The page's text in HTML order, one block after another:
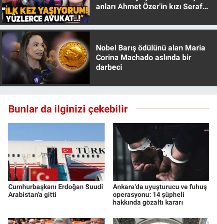
anları Ahmet Özer'in kızı Seraf
Nobel Barış ödülünü alan Maria
Corina Machado aslında bir
darbeci
Bunlar da ilginizi çekebilir
Cumhurbaşkanı Erdoğan Suudi
Arabistan'a gitti
Ankara'da uyuşturucu ve fuhuş
operasyonu: 14 şüpheli
hakkında gözaltı kararı
Yerel Yaşam
Canlı Yayın